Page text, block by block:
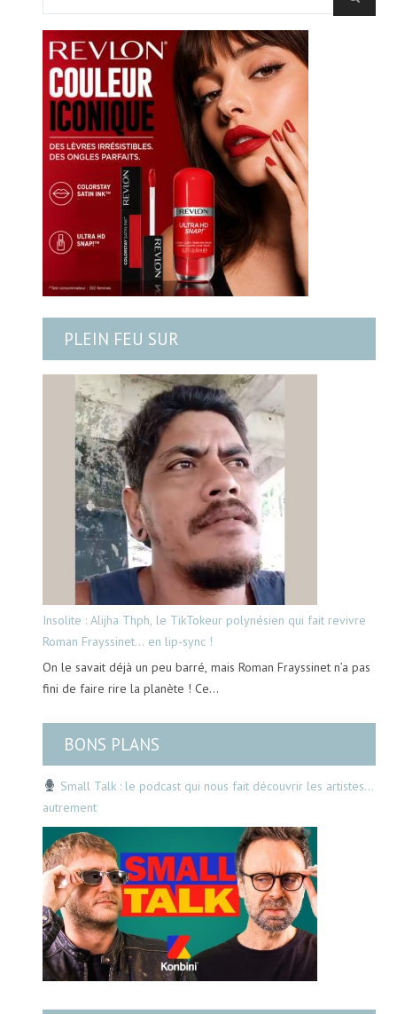
PLEIN FEU SUR
Insolite : Alijha Thph, le TikTokeur polynésien qui fait revivre
Roman Frayssinet… en lip-sync !
On le savait déjà un peu barré, mais Roman Frayssinet n’a pas
fini de faire rire la planète ! Ce…
BONS PLANS
Small Talk : le podcast qui nous fait découvrir les artistes…
autrement